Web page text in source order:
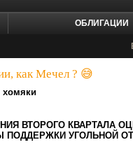
ОБЛИГАЦИИ
как Мечел ? 😅
хомяки
ВТОРОГО КВАРТАЛА
УГОЛЬНОЙ